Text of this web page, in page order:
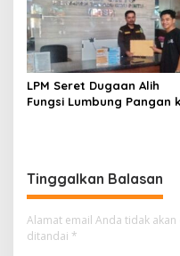
LPM Seret Dugaan Alih
Fungsi Lumbung Pangan
Tinggalkan Balasan
Alamat email Anda tidak
ditandai *